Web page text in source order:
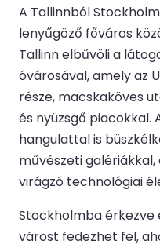
A Tallinnból
lenyűgöző főváros
Tallinn elbűvöli a
óvárosával, amely az
része, macskaköves
és nyüzsgő piacokkal.
hangulattal is
művészeti
virágzó technológiai
Stockholmba érkezve
várost fedezhet fel,